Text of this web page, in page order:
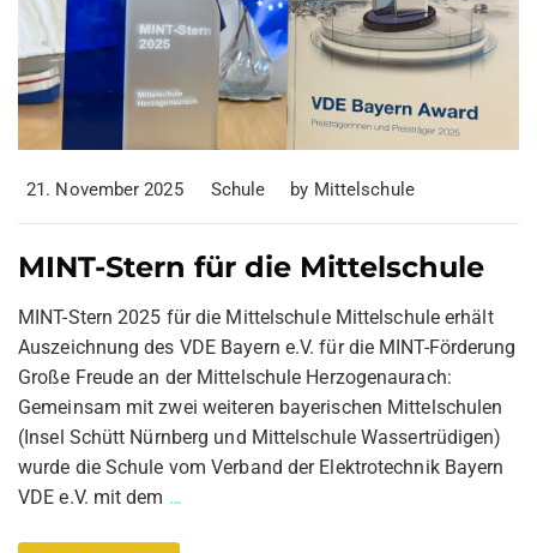
21. November 2025 Schule by Mittelschule
MINT-Stern für die Mittelschule
MINT-Stern 2025 für die Mittelschule Mittelschule erhält
Auszeichnung des VDE Bayern e.V. für die MINT-Förderung
Große Freude an der Mittelschule Herzogenaurach:
Gemeinsam mit zwei weiteren bayerischen Mittelschulen
(Insel Schütt Nürnberg und Mittelschule Wassertrüdigen)
wurde die Schule vom Verband der Elektrotechnik Bayern
VDE e.V. mit dem …